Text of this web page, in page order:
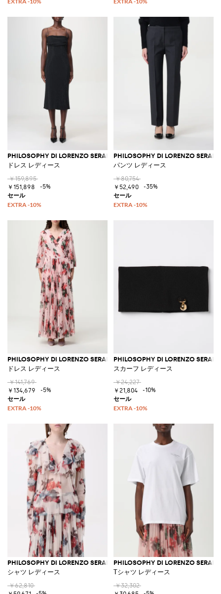
PHILOSOPHY DI LORENZO SERAFINI
ドレス レディース
￥159,895
￥151,898
-5%
PHILOSOPHY DI LORENZO
パンツ レディース
￥80,754
￥52,490
-35%
PHILOSOPHY DI LORENZO SERAFINI
ドレス レディース
￥141,769
￥134,679
-5%
PHILOSOPHY DI LORENZO
スカーフ レディース
￥24,227
￥21,804
-10%
PHILOSOPHY DI LORENZO SERAFINI
シャツ レディース
￥62,810
PHILOSOPHY DI LORENZO
Tシャツ レディース
￥32,302